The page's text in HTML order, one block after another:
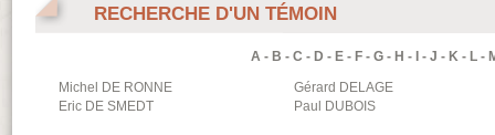
RECHERCHE D'UN TÉMOIN
A - B - C - D - E - F - G - H - - J - K - L -
Michel
DE RONNE Gérard DELAGE
Eric DE SMEDT Paul DUBOIS